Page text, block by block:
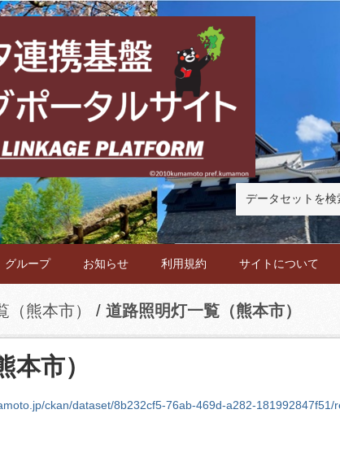
グループ お知らせ 利用規約 サイトについて
熊本市） 道路照明灯一覧（熊本市）
本市）
8b232cf5-76ab-469d-a282-181992847f51/resource/a05daa97-f154-4da9-9fec-